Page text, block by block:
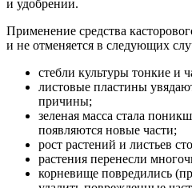
и удобрении.
Применение средства
и не отменяется в следующих
стебли культуры тонкие и
листовые пластины
причины;
зеленая масса стала
появляются новые части;
рост растений и листьев
растения перенесли
корневище повредились